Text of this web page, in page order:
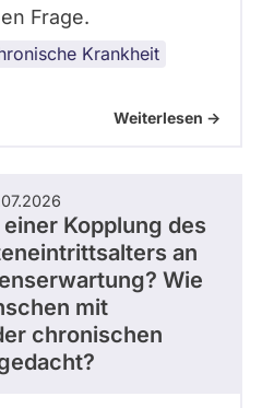
Frage.
Krankheit
Weiterlesen ->
Kopplung des
an
Wie
mit
chronischen